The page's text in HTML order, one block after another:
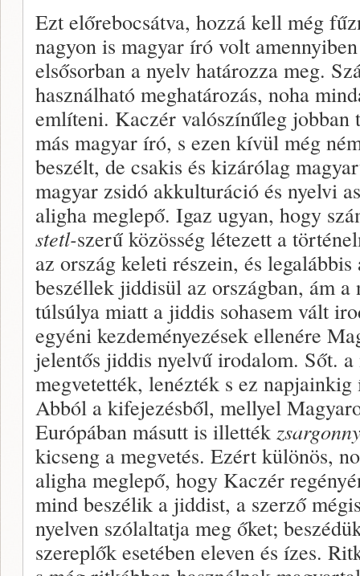
Ezt előrebocsátva, hozzá kell még
nagyon is magyar író volt
elsősorban a nyelv határozza meg.
használható meghatározás, noha
említeni. Kaczér valószínűleg
más magyar író, s ezen kívül még
beszélt, de csakis és kizárólag
magyar zsidó akkulturáció és nyelvi
aligha meglepő. Igaz ugyan, hogy
stetl-szerű közösség létezett a
az ország keleti részein, és
beszéllek jiddisül az országban, ám a
túlsúlya miatt a jiddis sohasem vált
egyéni kezdeményezések ellenére
jelentős jiddis nyelvű irodalom. Sőt.
megvetették, lenézték s ez
Abból a kifejezésből, mellyel
Európában másutt is illették
kicseng a megvetés. Ezért különös,
aligha meglepő, hogy Kaczér
mind beszélik a jiddist, a szerző
nyelven szólaltatja meg őket;
szereplők esetében eleven és ízes.